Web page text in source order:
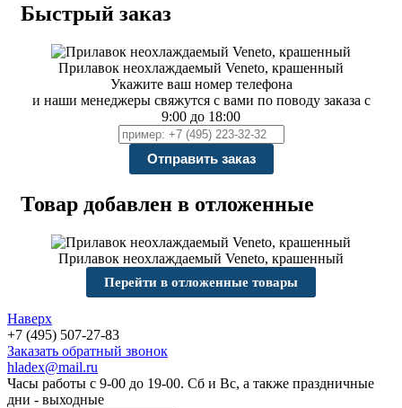
Быстрый заказ
Прилавок неохлаждаемый Veneto, крашенный
Укажите ваш номер телефона
и наши менеджеры свяжутся с вами по поводу заказа с
9:00 до 18:00
Товар добавлен в отложенные
Прилавок неохлаждаемый Veneto, крашенный
Перейти в отложенные товары
Наверх
+7 (495) 507-27-83
Заказать обратный звонок
hladex@mail.ru
Часы работы с 9-00 до 19-00. Сб и Вс, а также праздничные
дни - выходные